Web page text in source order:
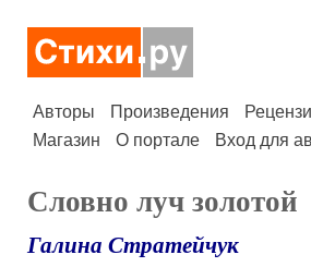
Авторы Произведения
Магазин
О портале Вход для
Словно луч золотой
Галина Стратейчук